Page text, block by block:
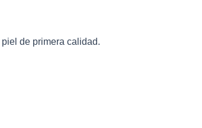
de primera calidad.